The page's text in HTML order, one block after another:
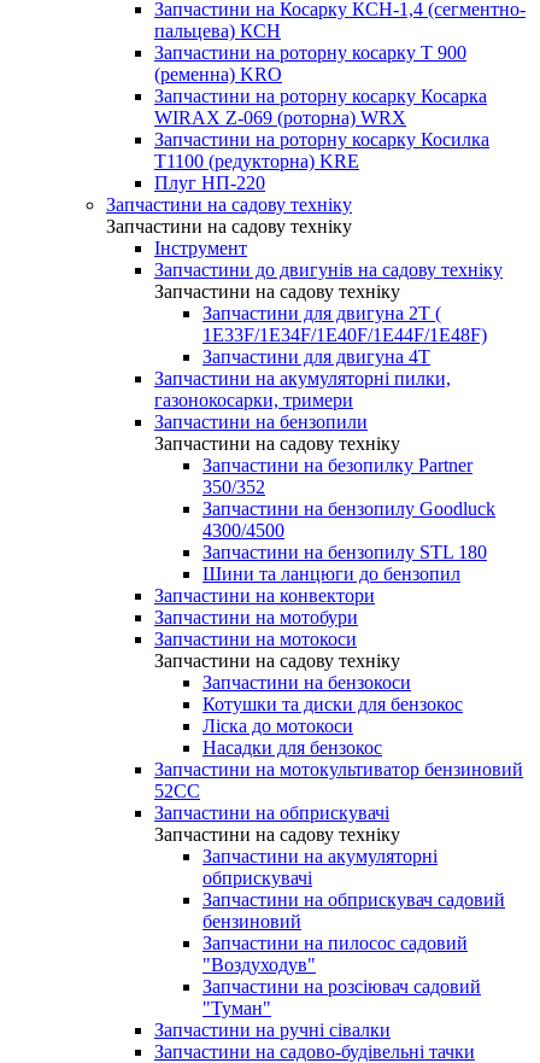
Запчастини на Косарку КСН-1,4 (сегментно-
пальцева) КСН
Запчастини на роторну косарку T 900
(ременна) KRO
Запчастини на роторну косарку Косарка
WIRAX Z-069 (роторна) WRX
Запчастини на роторну косарку Косилка
T1100 (редукторна) KRE
Плуг НП-220
Запчастини на садову техніку
Запчастини на садову техніку
Інструмент
Запчастини до двигунів на садову техніку
Запчастини на садову техніку
Запчастини для двигуна 2Т (
1Е33F/1E34F/1Е40F/1E44F/1Е48F)
Запчастини для двигуна 4Т
Запчастини на акумуляторні пилки,
газонокосарки, тримери
Запчастини на бензопили
Запчастини на садову техніку
Запчастини на безопилку Partner
350/352
Запчастини на бензопилу Goodluck
4300/4500
Запчастини на бензопилу STL 180
Шини та ланцюги до бензопил
Запчастини на конвектори
Запчастини на мотобури
Запчастини на мотокоси
Запчастини на садову техніку
Запчастини на бензокоси
Котушки та диски для бензокос
Ліска до мотокоси
Насадки для бензокос
Запчастини на мотокультиватор бензиновий
52СС
Запчастини на обприскувачі
Запчастини на садову техніку
Запчастини на акумуляторні
обприскувачі
Запчастини на обприскувач садовий
бензиновий
Запчастини на пилосос садовий
"Воздуходув"
Запчастини на розсіювач садовий
"Туман"
Запчастини на ручні сівалки
Запчастини на садово-будівельні тачки